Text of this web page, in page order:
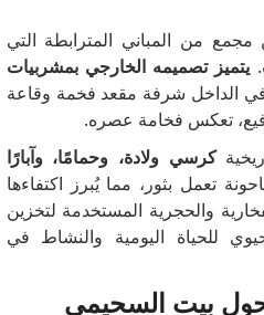
من المباني المترابطة التي
يتميز تصميمه الخارجي بمشربيات
الداخل شرفة مقعد فخمة وقاعة
تعكس فخامة عصره.
كرسي ولادة، وحمامًا، وآبارًا
تعمل بثور، مما يُبرز اكتفاءها
والحجرية المستخدمة لتخزين
للحياة اليومية والنشاط في
بيت السحيمي